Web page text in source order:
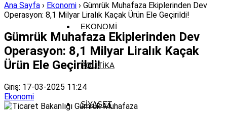
EKONOMI
POLITIKA
SIYASET
Ana Sayfa › Ekonomi › Gümrük Muhafaza Ekiplerinden Dev
Operasyon: 8,1 Milyar Liralık Kaçak Ürün Ele Geçirildi!
Gümrük Muhafaza Ekiplerinden Dev
Operasyon: 8,1 Milyar Liralık Kaçak
Ürün Ele Geçirildi!
Giriş: 17-03-2025 11:24
Ekonomi